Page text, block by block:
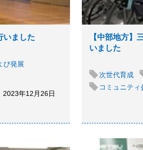
いました
び発展
2023年12月26日
【中部地方】
いました
次世代育成
コミュニティ